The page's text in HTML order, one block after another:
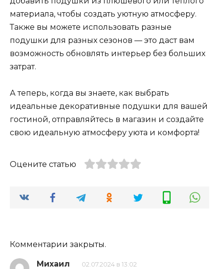
материала, чтобы создать уютную атмосферу.
Также вы можете использовать разные
подушки для разных сезонов — это даст вам
возможность обновлять интерьер без больших
затрат.
А теперь, когда вы знаете, как выбрать
идеальные декоративные подушки для вашей
гостиной, отправляйтесь в магазин и создайте
свою идеальную атмосферу уюта и комфорта!
Оцените статью
Комментарии закрыты.
Михаил 02.07.2024 в 13:02